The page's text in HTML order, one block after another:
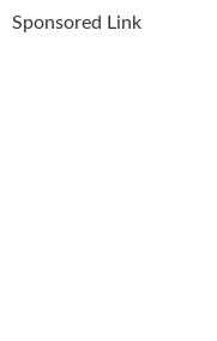
Sponsored Link